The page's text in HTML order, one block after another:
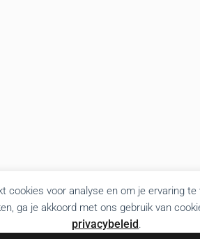
cookies voor analyse en om je ervaring
ga je akkoord met ons gebruik van
privacybeleid.